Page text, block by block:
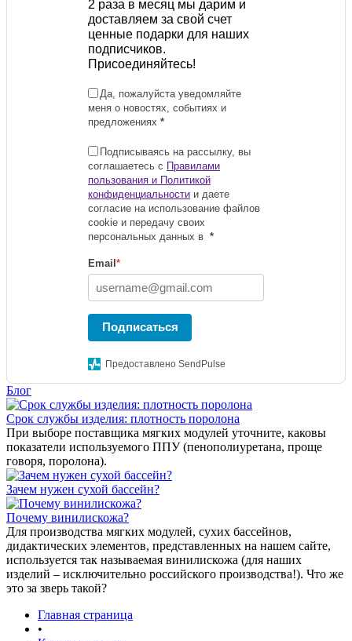
2 раза в месяц мы дарим и
доставляем за свой счет
ценные подарки для наших
подписчиков.
Присоединяйтесь!
Да, пожалуйста уведомляйте
меня о новостях, событиях и
предложениях *
Подписываясь на рассылку, вы
соглашаетесь с Правилами
пользования и Политикой
конфиденциальности и даете
согласие на использование файлов
cookie и передачу своих
персональных данных в *
Email *
Подписаться
Предоставлено SendPulse
Блог
Срок службы изделия: плотность поролона
При выборе поставщика мягких модулей уточните, каковы
показатели используемого ППУ (пенополиуретана, проще
говоря, поролона).
Зачем нужен сухой бассейн?
Почему винилискожа?
Для производства мягких модулей, сухих бассейнов,
дидактических элементов, представленных на нашем сайте,
используется так называемая винилискожа (для наших
изделий – исключительно российского производства!). Что же
это за зверь такой?
Главная страница
•